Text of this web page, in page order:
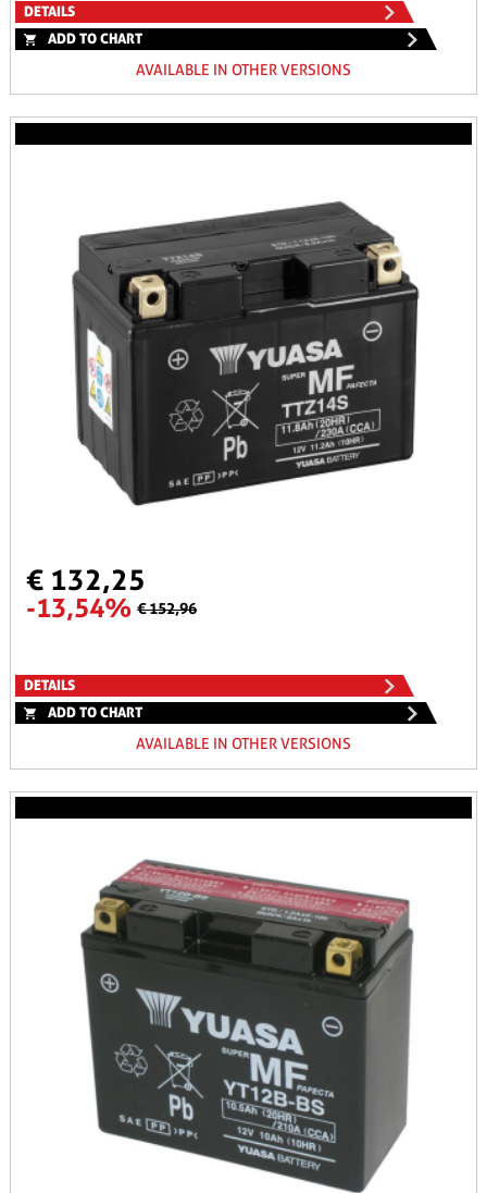
DETAILS
ADD TO CHART
AVAILABLE IN OTHER VERSIONS
€ 132,25
-13,54% € 152,96
DETAILS
ADD TO CHART
AVAILABLE IN OTHER VERSIONS